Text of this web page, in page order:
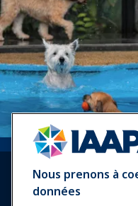
Nous prenons à
données